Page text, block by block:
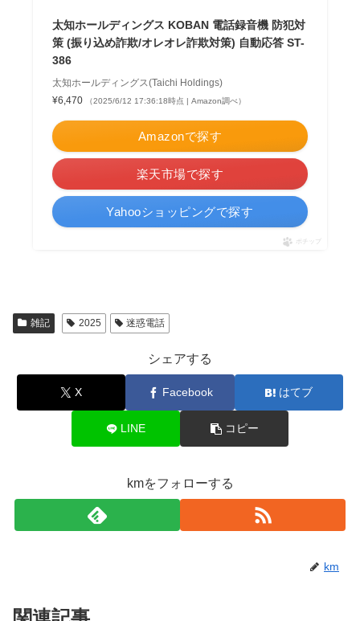
太知ホールディングス KOBAN 電話録音機 防犯対
策 (振り込め詐欺/オレオレ詐欺対策) 自動応答 ST-
386
太知ホールディングス(Taichi Holdings)
¥6,470
（2025/6/12 17:36:18時点 | Amazon調べ）
Amazonで探す
楽天市場で探す
Yahooショッピングで探す
ポチップ
雑記 2025 迷惑電話
シェアする
X Facebook はてブ
LINE コピー
kmをフォローする
km